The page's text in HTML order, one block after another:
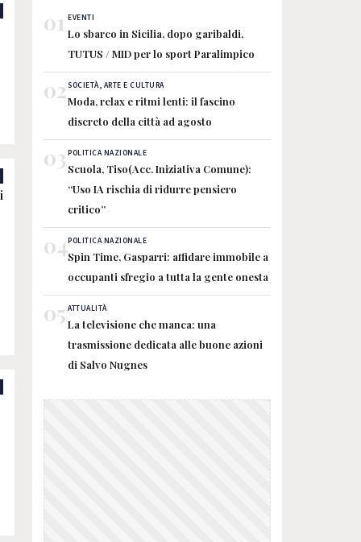
01 EVENTI
Lo sbarco in Sicilia, dopo garibaldi,
TUTUS / MID per lo sport Paralimpico
02SOCIETÀ, ARTE E CULTURA
Moda, relax e ritmi lenti: il fascino
discreto della città ad agosto
03POLITICA NAZIONALE
Scuola, Tiso(Acc. Iniziativa Comune):
“Uso IA rischia di ridurre pensiero
critico”
04POLITICA NAZIONALE
Spin Time, Gasparri: affidare immobile a
occupanti sfregio a tutta la gente onesta
05 ATTUALITÀ
La televisione che manca: una
trasmissione dedicata alle buone azioni
di Salvo Nugnes